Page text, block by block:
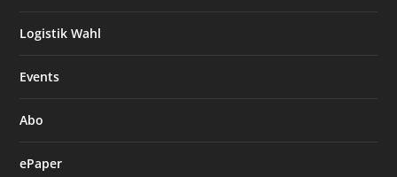
Logistik Wahl
Events
Abo
ePaper